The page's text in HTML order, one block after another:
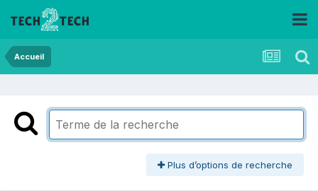
Accueil
Plus d’options de recherche